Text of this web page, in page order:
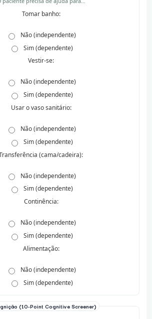
Tomar banho:
Não (independente)
Sim (dependente)
Vestir-se:
Não (independente)
Sim (dependente)
Usar o vaso sanitário:
Não (independente)
Sim (dependente)
(cama/cadeira):
Não (independente)
Sim (dependente)
Continência:
Não (independente)
Sim (dependente)
Alimentação:
Não (independente)
Sim (dependente)
(10-Point Cognitive Screener)